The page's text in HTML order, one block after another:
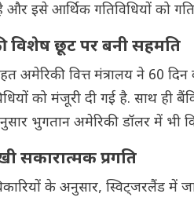
इसे आर्थिक गतिविधियों को गति
विशेष छूट पर बनी सहमति
अमेरिकी वित्त मंत्रालय ने 60 दिन
को मंजूरी दी गई है. साथ ही
भुगतान अमेरिकी डॉलर में भी
सकारात्मक प्रगति
के अनुसार, स्विट्जरलैंड में